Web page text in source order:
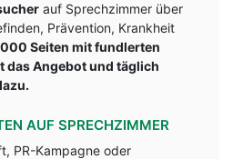
auf Sprechzimmer über
Prävention, Krankheit
Seiten mit fundlerten
das Angebot und täglich
AUF SPRECHZIMMER
PR-Kampagne oder